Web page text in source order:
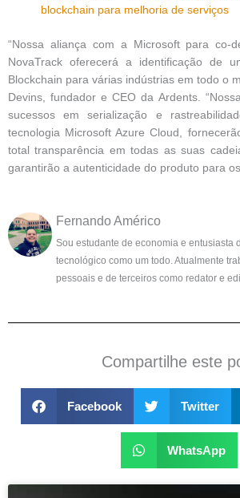
blockchain para melhoria de serviços
“Nossa aliança com a Microsoft para co-
NovaTrack oferecerá a identificação de
Blockchain para várias indústrias em todo o
Devins, fundador e CEO da Ardents.
sucessos em serialização e
tecnologia Microsoft Azure Cloud,
total transparência em todas as suas
garantirão a autenticidade do produto para
Fernando Américo
Sou estudante de economia e entusiasta
tecnológico como um todo. Atualmente
pessoais e de terceiros como redator e
Compartilhe este
Facebook Twitter
WhatsApp